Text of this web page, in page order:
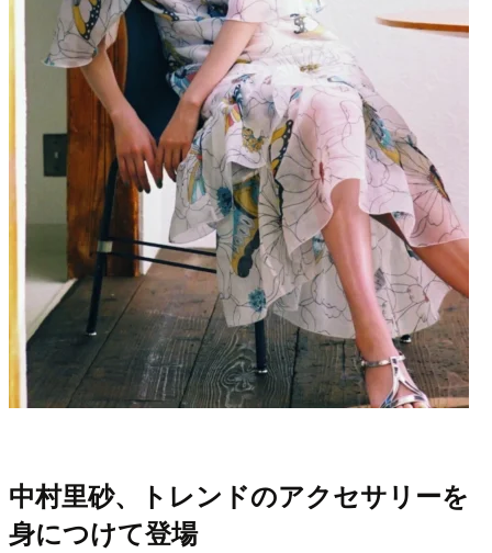
中村里砂、トレンドのアクセサリーを
身につけて登場